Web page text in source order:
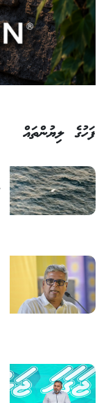
ފަހުގެ ލިޔުންތައް